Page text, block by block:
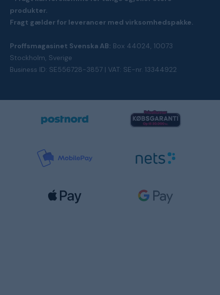
produkter.
Fragt gælder for leverancer med virksomhedspakke.
Proffsmagasinet Svenska AB: Box 44024, 10073
Stockholm, Sverige
Business ID: SE556728-3857 | VAT: SE-nr. 13344922